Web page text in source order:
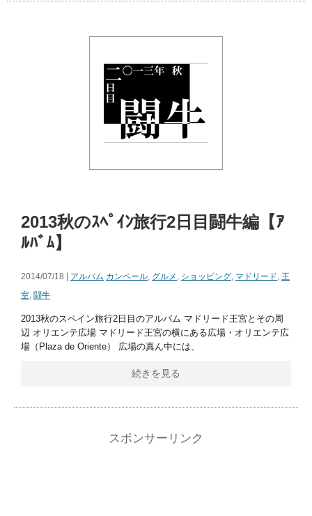
2013秋のｽﾍﾟｲﾝ旅行2日目闘牛編【ｱ
ﾙﾊﾞﾑ】
2014/07/18 | アルバム カンペール, グルメ , ショッピング, マドリード, 王
室, 闘牛
2013秋のスペイン旅行2日目のアルバム マドリード王宮とその周
辺 オリエンテ広場 マドリード王宮の横にある広場・オリエンテ広
場（Plaza de Oriente） 広場の真ん中には、
続きを見る
スポンサーリンク